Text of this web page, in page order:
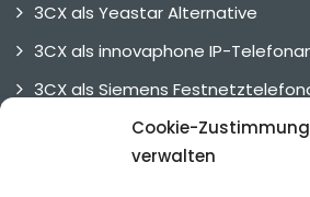
Cookie-Zustimmung
verwalten
3CX als Yeastar Alternative
3CX als innovaphone IP-
3CX als Siemens
3CX als UNIFY Telefonanlage
3CX Alternative